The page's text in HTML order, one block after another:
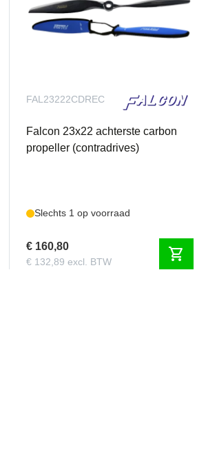
FAL23222CDREC
Falcon 23x22 achterste carbon
propeller (contradrives)
Slechts 1 op voorraad
€ 160,80
€ 132,89 excl. BTW shopping_cart